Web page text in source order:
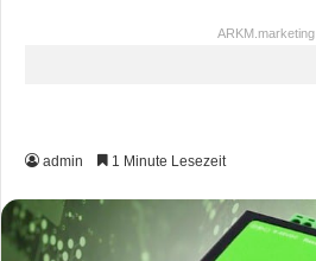
ARKM.marketing
admin 1 Minute Lesezeit